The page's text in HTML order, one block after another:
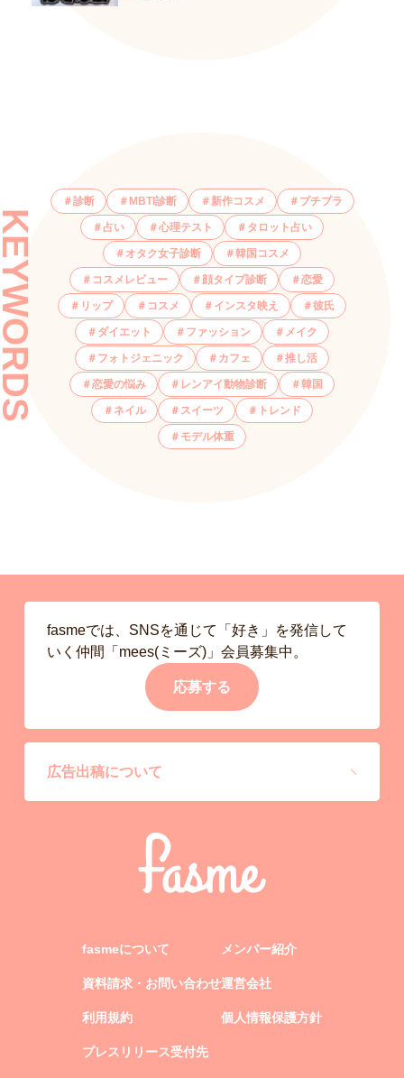
診断 MBTI診断 新作コスメ プチプラ
占い 心理テスト タロット占い
オタク女子診断 韓国コスメ
コスメレビュー 顔タイプ診断 恋愛
リップ コスメ インスタ映え 彼氏
ダイエット ファッション メイク
フォトジェニック カフェ 推し活
恋愛の悩み レンアイ動物診断 韓国
ネイル スイーツ トレンド
モデル体重
fasmeでは、SNSを通じて「好き」を発信して
いく仲間「mees(ミーズ)」会員募集中。
応募する
広告出稿について
fasmeについて
資料請求・お問い合わせ
利用規約
プレスリリース受付先
メンバー紹介
運営会社
個人情報保護方針